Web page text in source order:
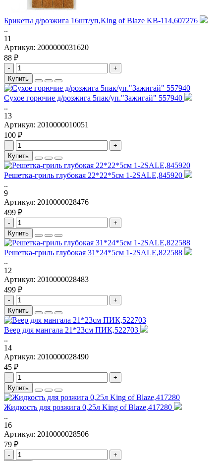
Брикеты д/розжига 16шт/уп,King of Blaze KB-114,607276
..
11
Артикул: 2000000031620
88 ₽
-
+
Купить
Сухое горючие д/розжига 5пак/уп."Зажигай" 557940
..
13
Артикул: 2010000010051
100 ₽
-
+
Купить
Решетка-гриль глубокая 22*22*5см 1-2SALE,845920
..
9
Артикул: 2010000028476
499 ₽
-
+
Купить
Решетка-гриль глубокая 31*24*5см 1-2SALE,822588
..
12
Артикул: 2010000028483
499 ₽
-
+
Купить
Веер для мангала 21*23см ПИК,522703
..
14
Артикул: 2010000028490
45 ₽
-
+
Купить
Жидкость для розжига 0,25л King of Blaze,417280
..
16
Артикул: 2010000028506
79 ₽
-
+